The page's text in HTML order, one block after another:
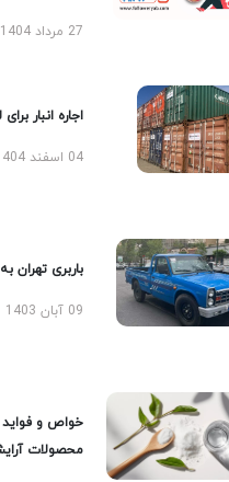
27 مرداد 1404
اجاره انبار
04 اسفند 1404
باربری تهران
09 آبان 1403
خواص و فواید
محصولات